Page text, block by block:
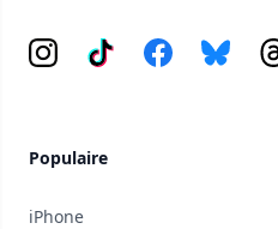
Instagram
Tiktok FacebookBluesky
Populaire
iPhone